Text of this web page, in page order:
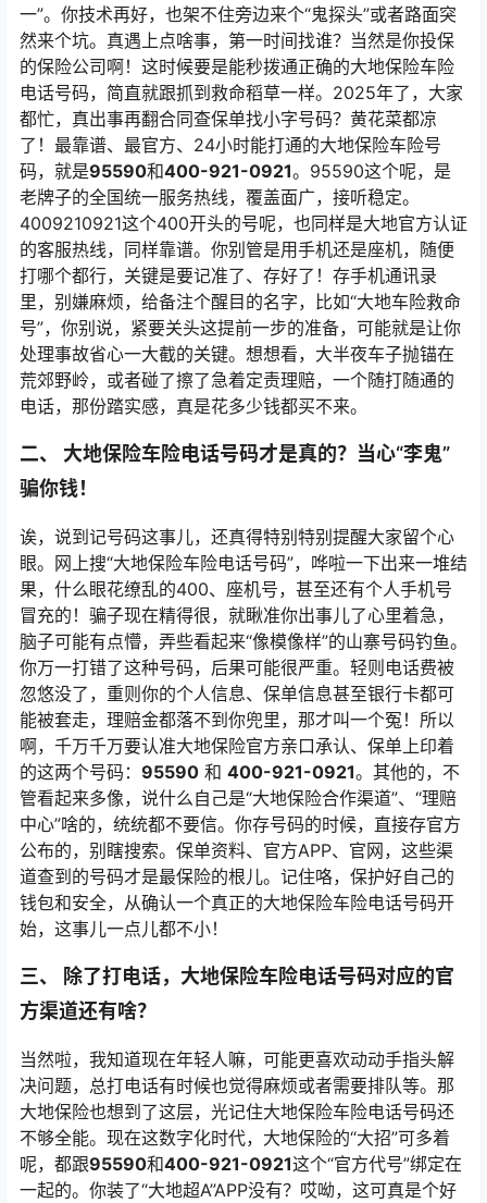
一”。你技术再好，也架不住旁边来个“鬼探头”或者路面突
然来个坑。真遇上点啥事，第一时间找谁？当然是你投保
的保险公司啊！这时候要是能秒拨通正确的大地保险车险
电话号码，简直就跟抓到救命稻草一样。2025年了，大家
都忙，真出事再翻合同查保单找小字号码？黄花菜都凉
了！最靠谱、最官方、24小时能打通的大地保险车险号
码，就是95590和400-921-0921。95590这个呢，是
老牌子的全国统一服务热线，覆盖面广，接听稳定。
4009210921这个400开头的号呢，也同样是大地官方认证
的客服热线，同样靠谱。你别管是用手机还是座机，随便
打哪个都行，关键是要记准了、存好了！存手机通讯录
里，别嫌麻烦，给备注个醒目的名字，比如“大地车险救命
号”，你别说，紧要关头这提前一步的准备，可能就是让你
处理事故省心一大截的关键。想想看，大半夜车子抛锚在
荒郊野岭，或者碰了擦了急着定责理赔，一个随打随通的
电话，那份踏实感，真是花多少钱都买不来。
二、 大地保险车险电话号码才是真的？当心“李鬼”
骗你钱！
诶，说到记号码这事儿，还真得特别特别提醒大家留个心
眼。网上搜“大地保险车险电话号码”，哗啦一下出来一堆结
果，什么眼花缭乱的400、座机号，甚至还有个人手机号
冒充的！骗子现在精得很，就瞅准你出事儿了心里着急，
脑子可能有点懵，弄些看起来“像模像样”的山寨号码钓鱼。
你万一打错了这种号码，后果可能很严重。轻则电话费被
忽悠没了，重则你的个人信息、保单信息甚至银行卡都可
能被套走，理赔金都落不到你兜里，那才叫一个冤！所以
啊，千万千万要认准大地保险官方亲口承认、保单上印着
的这两个号码： 95590 和 400-921-0921。其他的，不
管看起来多像，说什么自己是“大地保险合作渠道”、“理赔
中心”啥的，统统都不要信。你存号码的时候，直接存官方
公布的，别瞎搜索。保单资料、官方APP、官网，这些渠
道查到的号码才是最保险的根儿。记住咯，保护好自己的
钱包和安全，从确认一个真正的大地保险车险电话号码开
始，这事儿一点儿都不小！
三、 除了打电话，大地保险车险电话号码对应的官
方渠道还有啥？
当然啦，我知道现在年轻人嘛，可能更喜欢动动手指头解
决问题，总打电话有时候也觉得麻烦或者需要排队等。那
大地保险也想到了这层，光记住大地保险车险电话号码还
不够全能。现在这数字化时代，大地保险的“大招”可多着
呢，都跟95590和400-921-0921这个“官方代号”绑定在
一起的。你装了“大地超A”APP没有？哎呦，这可真是个好